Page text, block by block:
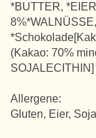
*BUTTER,
(Kakao: 70%
Allergene:
Gluten, Eier,